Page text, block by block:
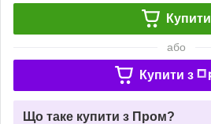
Купити
або
Купити з
Що таке купити з Пром?